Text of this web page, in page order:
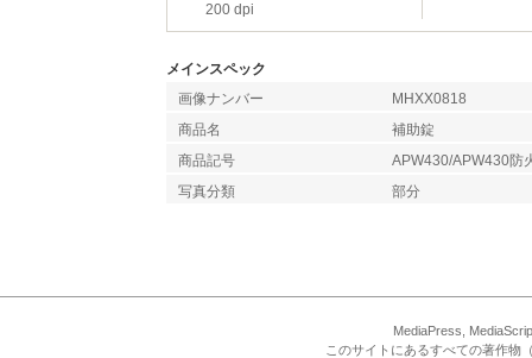
200 dpi
メインスペック
画像ナンバー
MHXX0818
商品名
補助錠
商品記号
APW430/APW430防
写真分類
部分
MediaPress,
このサイトにあるすべての著作物